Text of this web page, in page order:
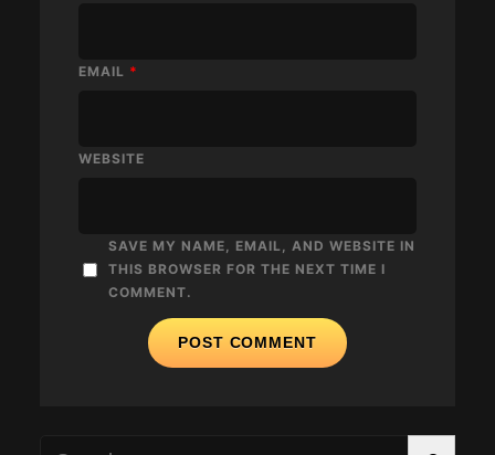
EMAIL *
WEBSITE
SAVE MY NAME, EMAIL, AND WEBSITE IN
THIS BROWSER FOR THE NEXT TIME I
COMMENT.